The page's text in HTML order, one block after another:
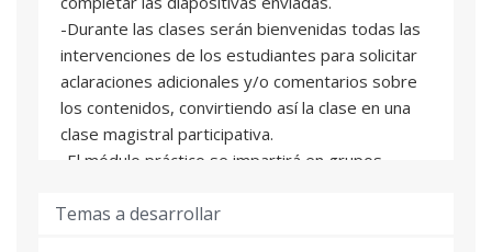
-Durante las clases serán bienvenidas todas las
intervenciones de los estudiantes para solicitar
aclaraciones adicionales y/o comentarios sobre
los contenidos, convirtiendo así la clase en una
clase magistral participativa.
-El módulo práctico se impartirá en grupos
que todos tengan a su disposición un ordenador
Temas a desarrollar